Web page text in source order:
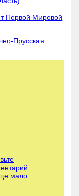
Первой Мировой
Прусская
мало...